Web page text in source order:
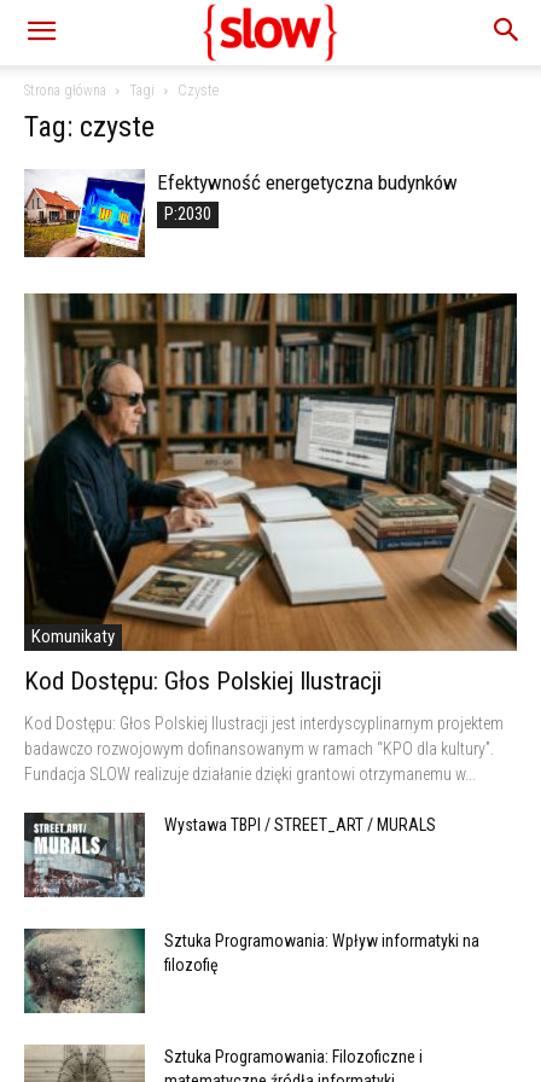
Strona główna Tagi Czyste
Tag: czyste
Efektywność energetyczna budynków
P:2030
Komunikaty
Kod Dostępu: Głos Polskiej Ilustracji
Kod Dostępu: Głos Polskiej Ilustracji jest interdyscyplinarnym projektem
badawczo rozwojowym dofinansowanym w ramach “KPO dla kultury”.
Fundacja SLOW realizuje działanie dzięki grantowi otrzymanemu w...
Wystawa TBPI / STREET_ART / MURALS
Sztuka Programowania: Wpływ informatyki na
filozofię
Sztuka Programowania: Filozoficzne i